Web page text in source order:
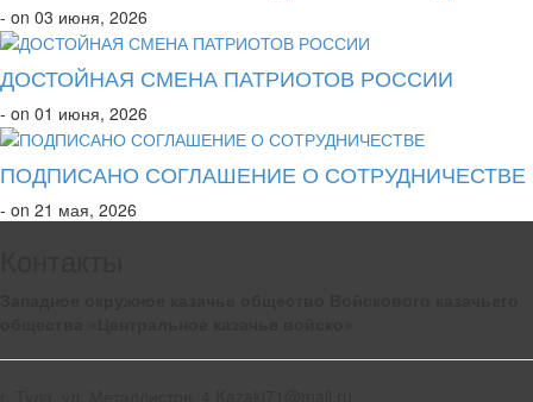
- on 03 июня, 2026
ДОСТОЙНАЯ СМЕНА ПАТРИОТОВ РОССИИ
- on 01 июня, 2026
ПОДПИСАНО СОГЛАШЕНИЕ О СОТРУДНИЧЕСТВЕ
- on 21 мая, 2026